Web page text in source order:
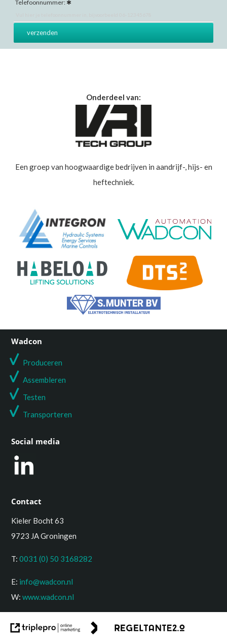
Telefoonnummer:
Onderdeel van:
Een groep van hoogwaardige bedrijven in aandrijf-, hijs- en
heftechniek.
Wadcon
Produceren
Assembleren
Testen
Transporteren
Social media
Contact
Kieler Bocht 63
9723 JA Groningen
T:0031 (0) 50 3168282
E: info@wadcon.nl
W:www.wadcon.nl